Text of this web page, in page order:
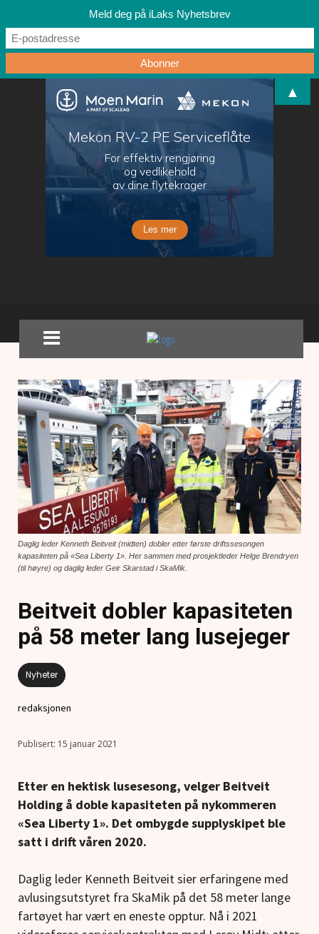
Daglig leder Kenneth Beitveit (midten) dobler etter første driftssesongen
kapasiteten på «Sea Liberty 1». Her sammen med prosjektleder Helge Brendryen
(til høyre) og daglig leder Geir Skarstad i SkaMik.
Beitveit dobler kapasiteten
på 58 meter lang lusejeger
Nyheter
redaksjonen
15 januar 2021
Etter en hektisk lusesesong, velger Beitveit
Holding å doble kapasiteten på nykommeren
«Sea Liberty 1». Det ombygde supplyskipet ble
satt i drift våren 2020.
Daglig leder Kenneth Beitveit sier erfaringene med
avlusingsutstyret fra SkaMik på det 58 meter lange
fartøyet har vært en eneste opptur. Nå i 2021
Meld deg på iLaks Nyhetsbrev
▲